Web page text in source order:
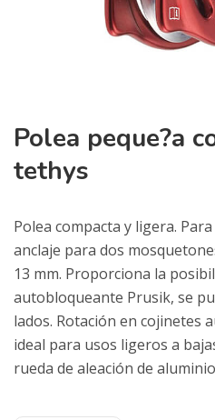
Polea peque?a
tethys
Polea compacta y ligera.
anclaje para dos
13 mm. Proporciona la
autobloqueante Prusik, se
lados. Rotación en cojinetes
ideal para usos ligeros a
rueda de aleación de